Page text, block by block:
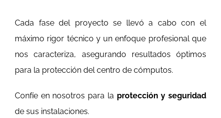
Cada fase del proyecto se llevó a cabo con el
máximo rigor técnico y un enfoque profesional que
nos caracteriza, asegurando resultados óptimos
para la protección del centro de cómputos.
Confíe en nosotros para la protección y seguridad
de sus instalaciones.